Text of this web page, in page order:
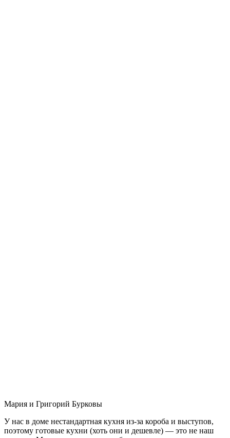
Мария и Григорий Бурковы
У нас в доме нестандартная кухня из-за короба и выступов,
поэтому готовые кухни (хоть они и дешевле) — это не наш